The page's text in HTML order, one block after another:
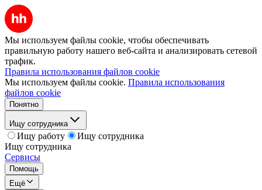
Мы используем файлы cookie, чтобы обеспечивать
правильную работу нашего веб-сайта и анализировать сетевой
трафик.
Правила использования файлов cookie
Мы используем файлы cookie. Правила использования
файлов cookie
Понятно
Ищу сотрудника
Ищу работу
Ищу сотрудника
Ищу сотрудника
Сервисы
Помощь
Ещё